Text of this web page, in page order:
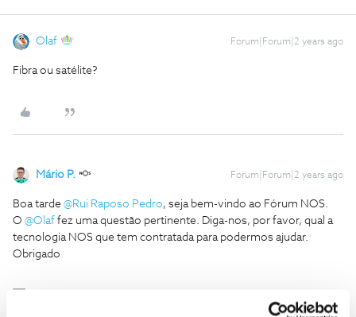
Olaf Forum|Forum|2 years ago
Fibra ou satélite?
Mário P. Forum|Forum|2 years ago
Boa tarde @Rui Raposo Pedro, seja bem-vindo ao Fórum NOS.
​​O @Olaf fez uma questão pertinente. Diga-nos, por favor, qual a
tecnologia NOS que tem contratada para podermos ajudar.
Obrigado
Ajude a comunidade a encontrar informação relevante. Marque